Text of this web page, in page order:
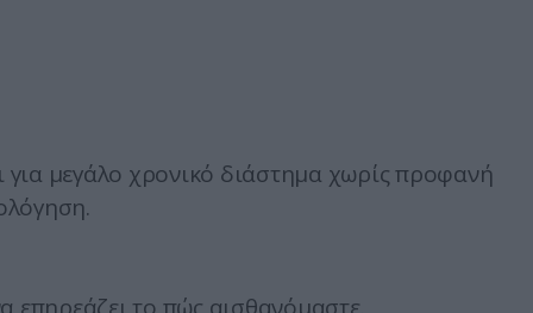
για μεγάλο χρονικό διάστημα χωρίς προφανή
το πώς αισθανόμαστε.